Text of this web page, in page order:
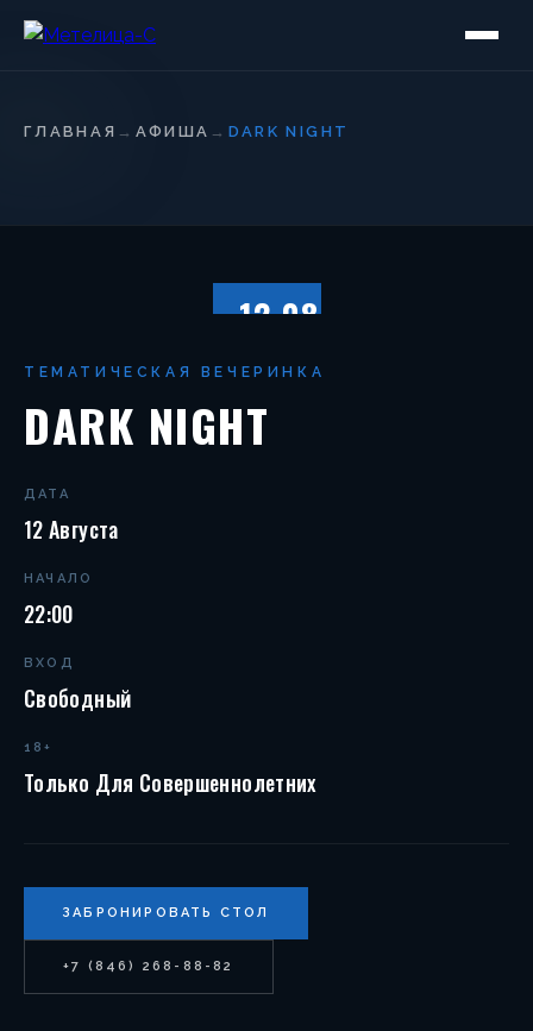
ГЛАВНАЯ → АФИША → DARK NIGHT
12.08
ТЕМАТИЧЕСКАЯ ВЕЧЕРИНКА
DARK NIGHT
ДАТА
12 Августа
НАЧАЛО
22:00
ВХОД
Свободный
18+
Только Для Совершеннолетних
ЗАБРОНИРОВАТЬ СТОЛ
+7 (846) 268-88-82